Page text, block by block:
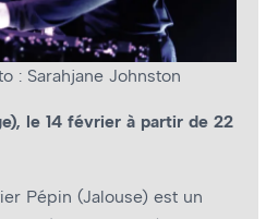
: Sarahjane Johnston
le 14 février à partir de 22
Pépin (Jalouse) est un